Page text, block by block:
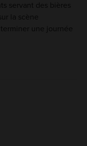
servant des bières
la scène
une journée